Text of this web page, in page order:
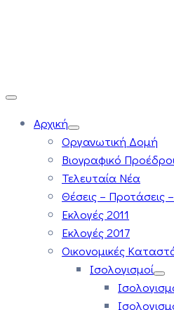
Αρχική
Οργανωτική Δομή
Βιογραφικό
Τελευταία Νέα
Θέσεις – Προτάσεις
Εκλογές 2011
Εκλογές 2017
Οικονομικές
Ισολογισμοί